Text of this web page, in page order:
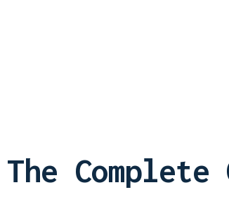
The